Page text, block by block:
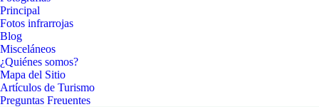
Principal
Fotos infrarrojas
Blog
Misceláneos
¿Quiénes somos?
Mapa del Sitio
Artículos de Turismo
Preguntas Freuentes